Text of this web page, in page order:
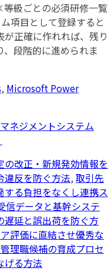
級ごとの必須研修一覧
項目として登録すると
正確に作れれば、残り
段階的に進められま
, Microsoft Power
ネジメントシステム
の改正・新規発効情報を
違反を防ぐ方法, 取引先
る負担をなくし連携ス
信データと基幹システ
遅延と誤出荷を防ぐ方
評価に直結させ優秀な
理職候補の育成プロセ
げる方法